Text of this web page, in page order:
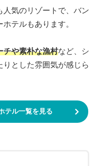
人気のリゾートで、バン
テルもあります。
チや素朴な漁村など、シ
とした雰囲気が感じら
テル一覧を見る